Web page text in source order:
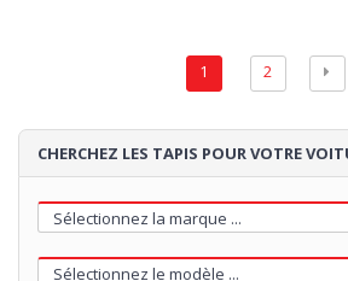
1 2
CHERCHEZ LES TAPIS POUR VOTRE